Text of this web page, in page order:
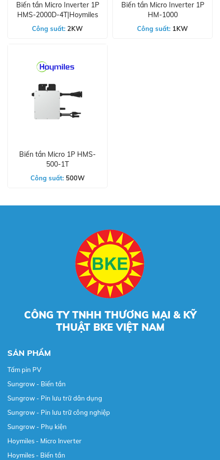
Biến tần Micro Inverter 1P
HMS-2000D-4T|Hoymiles
Công suất: 2KW
Biến tần Micro Inverter 1P
HM-1000
Công suất: 1KW
Biến tần Micro 1P HMS-
500-1T
Công suất: 500W
CÔNG TY TNHH THƯƠNG MẠI & KỸ
THUẬT BKE VIỆT NAM
SẢN PHẨM
Tấm pin PV
Sungrow - Biến tần
Sungrow - Pin lưu trữ dân dụng
Sungrow - Pin lưu trữ công nghiệp
Sungrow - Phụ kiện
Hoymiles - Micro Inverter
Hoymiles - Biến tần